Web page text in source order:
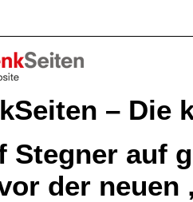
– Die
Stegner auf
der neuen